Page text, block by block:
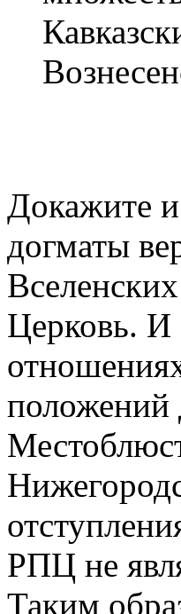
Докажите
догматы
Церковь. И
положений
РПЦ не
Таким